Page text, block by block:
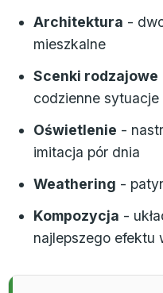
Architektura -
mieszkalne
Scenki rodzajowe
codzienne sytuacje
Oświetlenie -
imitacja pór dnia
Weathering -
Kompozycja -
najlepszego efektu